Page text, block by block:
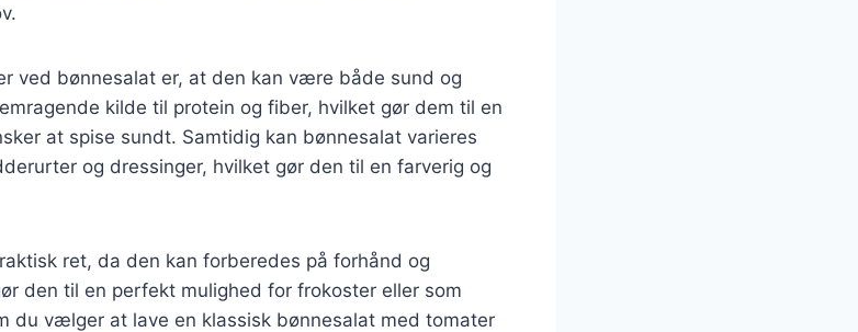
ved bønnesalat er, at den kan være både sund og
kilde til protein og fiber, hvilket gør dem til en
at spise sundt. Samtidig kan bønnesalat varieres
og dressinger, hvilket gør den til en farverig og
ret, da den kan forberedes på forhånd og
den til en perfekt mulighed for frokoster eller som
du vælger at lave en klassisk bønnesalat med tomater